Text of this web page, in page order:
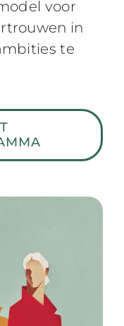
voor
in
te